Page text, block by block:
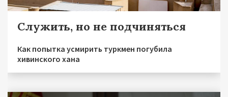
Служить, но не подчиняться
Как попытка усмирить туркмен погубила
хивинского хана